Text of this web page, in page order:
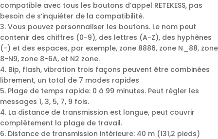
compatible avec tous les boutons d’appel RETEKESS, pas
besoin de s’inquiéter de la compatibilité.
3. Vous pouvez personnaliser les boutons. Le nom peut
contenir des chiffres (0-9), des lettres (A-Z), des hyphènes
(-) et des espaces, par exemple, zone 8886, zone N_88, zone
8-N9, zone 8-6A, et N2 zone.
4. Bip, flash, vibration trois façons peuvent être combinées
librement, un total de 7 modes rapides
5. Plage de temps rapide: 0 à 99 minutes. Peut régler les
messages 1, 3, 5, 7, 9 fois.
4. La distance de transmission est longue, peut couvrir
complètement la plage de travail.
6. Distance de transmission intérieure: 40 m (131,2 pieds)